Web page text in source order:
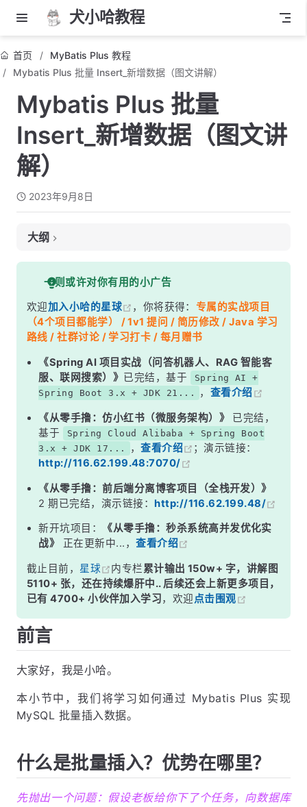
犬小哈教程
首页
MyBatis Plus 教程
Mybatis Plus 批量 Insert_新增数据（图文讲解）
Mybatis Plus 批量
Insert_新增数据（图文讲
解）
2023年9月8日
大纲
前言
什么是批量插入？优势在哪里？
表与实体类
Mybatis Plus 伪批量插入
利用 SQL 注入器实现真的批量插入
示例项目结构
配置 SQL 注入器
新建 MyBaseMapper
测试批量插入
性能对比
for 循环插入
savaBatch() 伪批量插入
真实批量插入
耗时对比
结语
一则或许对你有用的小广告
欢迎加入小哈的星球 ，你将获得： 专属的实战项目
（4个项目都能学） / 1v1 提问 / 简历修改 / Java 学习
路线 / 社群讨论 / 学习打卡 / 每月赠书
《Spring AI 项目实战（问答机器人、RAG 智能客
服、联网搜索）》 已完结，基于
Spring AI +
Spring Boot 3.x + JDK 21...
， 查看介绍
《从零手撸：仿小红书（微服务架构）》
已完结，
基于
Spring Cloud Alibaba + Spring Boot
3.x + JDK 17...
，查看介绍
；演示链接：
http://116.62.199.48:7070/
《从零手撸：前后端分离博客项目（全栈开发）》
2 期已完结，演示链接：http://116.62.199.48/
新开坑项目：
《从零手撸：秒杀系统高并发优化实
战》
正在更新中...，查看介绍
截止目前， 星球 内专栏累计输出 150w+ 字，讲解图
5110+ 张，还在持续爆肝中.. 后续还会上新更多项目，
已有 4700+ 小伙伴加入学习，欢迎点击围观
前言
大家好，我是小哈。
本小节中，我们将学习如何通过 Mybatis Plus 实现
MySQL 批量插入数据。
什么是批量插入？优势在哪里？
先抛出一个问题：假设老板给你下了个任务，向数据库